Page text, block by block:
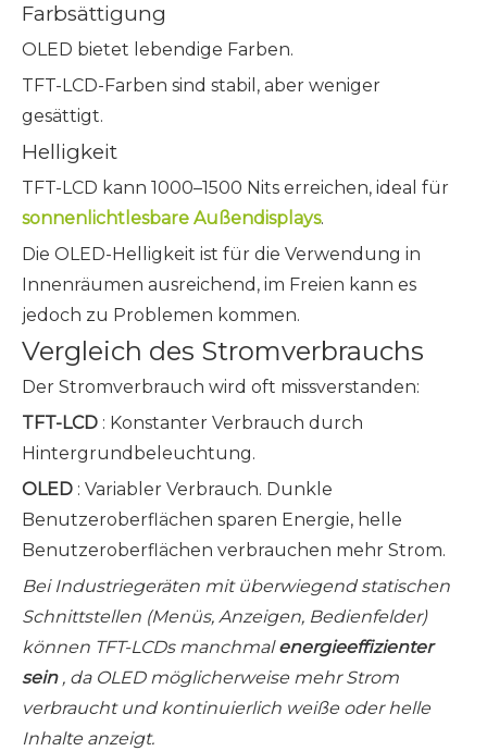
Farbsättigung
OLED bietet lebendige Farben.
TFT-LCD-Farben sind stabil, aber weniger
gesättigt.
Helligkeit
TFT-LCD kann 1000–1500 Nits erreichen, ideal für
sonnenlichtlesbare Außendisplays.
Die OLED-Helligkeit ist für die Verwendung in
Innenräumen ausreichend, im Freien kann es
jedoch zu Problemen kommen.
Vergleich des Stromverbrauchs
Der Stromverbrauch wird oft missverstanden:
TFT-LCD : Konstanter Verbrauch durch
Hintergrundbeleuchtung.
OLED : Variabler Verbrauch. Dunkle
Benutzeroberflächen sparen Energie, helle
Benutzeroberflächen verbrauchen mehr Strom.
Bei Industriegeräten mit überwiegend statischen
Schnittstellen (Menüs, Anzeigen, Bedienfelder)
können TFT-LCDs manchmalenergieeffizienter
sein , da OLED möglicherweise mehr Strom
verbraucht und kontinuierlich weiße oder helle
Inhalte anzeigt.